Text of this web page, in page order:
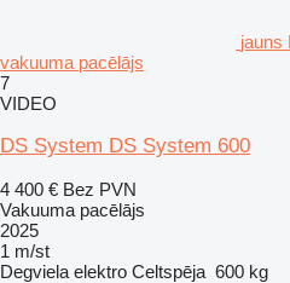
jauns
vakuuma pacēlājs
7
VIDEO
DS System DS System 600
4 400 € Bez PVN
Vakuuma pacēlājs
2025
1 m/st
Degviela elektro Celtspēja 600 kg